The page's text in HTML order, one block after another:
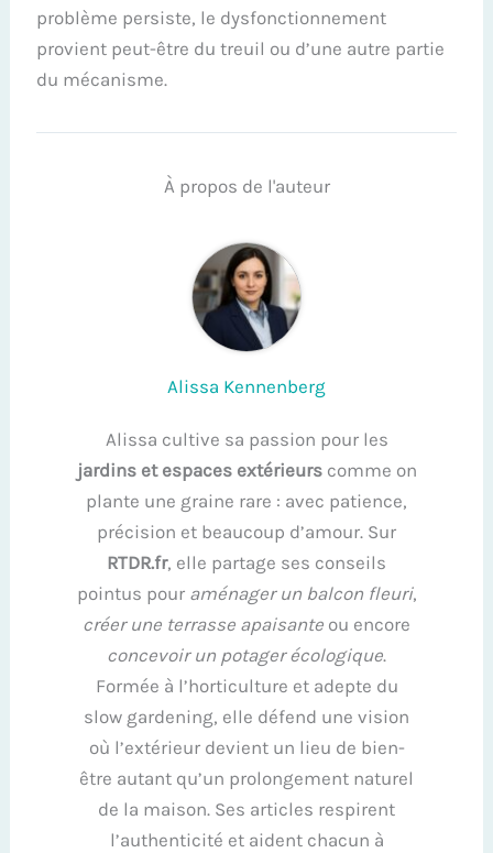
problème persiste, le dysfonctionnement
provient peut-être du treuil ou d’une autre partie
du mécanisme.
À propos de l'auteur
Alissa Kennenberg
Alissa cultive sa passion pour les
jardins et espaces extérieurscomme on
plante une graine rare : avec patience,
précision et beaucoup d’amour. Sur
RTDR.fr, elle partage ses conseils
pointus pour aménager un balcon fleuri,
créer une terrasse apaisante ou encore
concevoir un potager écologique.
Formée à l’horticulture et adepte du
slow gardening, elle défend une vision
où l’extérieur devient un lieu de bien-
être autant qu’un prolongement naturel
de la maison. Ses articles respirent
l’authenticité et aident chacun à